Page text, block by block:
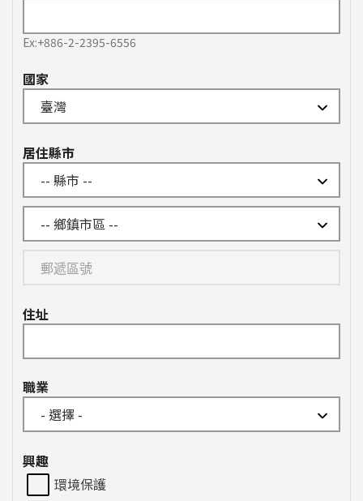
Ex:+886-2-2395-6556
國家
居住縣市
住址
職業
興趣
環境保護